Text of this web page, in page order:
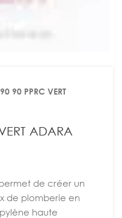
90 PPRC VERT
ADARA
de créer un
de plomberie en
haute